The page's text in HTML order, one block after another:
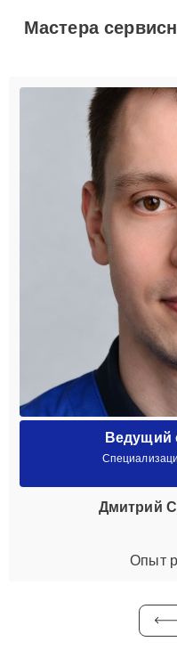
Мастера
Ведущий
Дмитрий
Опыт